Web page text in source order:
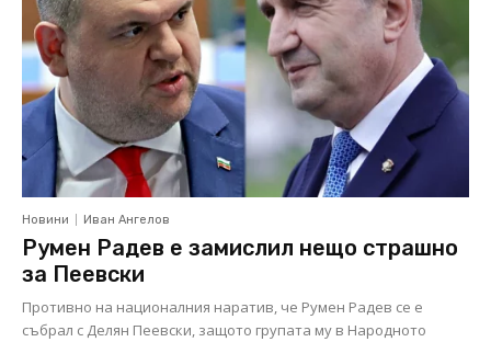
Новини Иван Ангелов
Румен Радев е замислил нещо страшно
за Пеевски
Противно на националния наратив, че Румен Радев се е
събрал с Делян Пеевски, защото групата му в Народното